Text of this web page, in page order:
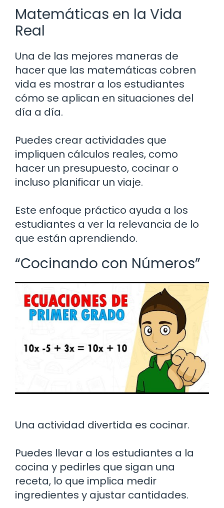
Matemáticas en la Vida
Real
Una de las mejores maneras de
hacer que las matemáticas cobren
vida es mostrar a los estudiantes
cómo se aplican en situaciones del
día a día.
Puedes crear actividades que
impliquen cálculos reales, como
hacer un presupuesto, cocinar o
incluso planificar un viaje.
Este enfoque práctico ayuda a los
estudiantes a ver la relevancia de lo
que están aprendiendo.
“Cocinando con Números”
Una actividad divertida es cocinar.
Puedes llevar a los estudiantes a la
cocina y pedirles que sigan una
receta, lo que implica medir
ingredientes y ajustar cantidades.